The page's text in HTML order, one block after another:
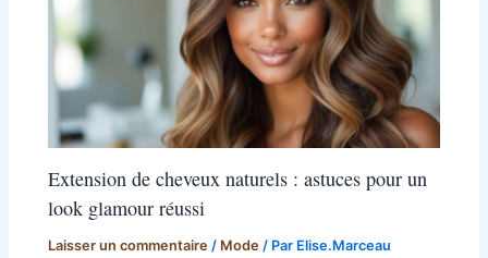
Extension de cheveux naturels : astuces pour un
look glamour réussi
Laisser un commentaire / Mode / Par Elise.Marceau